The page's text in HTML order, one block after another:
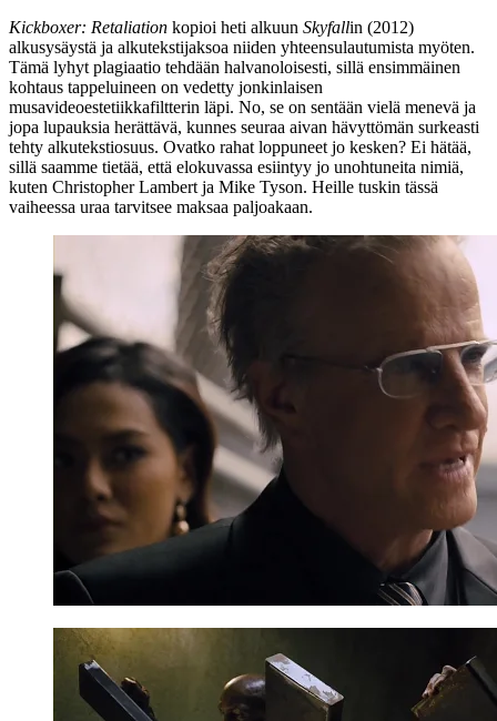
Kickboxer: Retaliation kopioi heti alkuun Skyfallin (2012)
alkusysäystä ja alkutekstijaksoa niiden yhteensulautumista myöten.
Tämä lyhyt plagiaatio tehdään halvanoloisesti, sillä ensimmäinen
kohtaus tappeluineen on vedetty jonkinlaisen
musavideoestetiikkafiltterin läpi. No, se on sentään vielä menevä ja
jopa lupauksia herättävä, kunnes seuraa aivan hävyttömän surkeasti
tehty alkutekstiosuus. Ovatko rahat loppuneet jo kesken? Ei hätää,
sillä saamme tietää, että elokuvassa esiintyy jo unohtuneita nimiä,
kuten Christopher Lambert ja Mike Tyson. Heille tuskin tässä
vaiheessa uraa tarvitsee maksaa paljoakaan.